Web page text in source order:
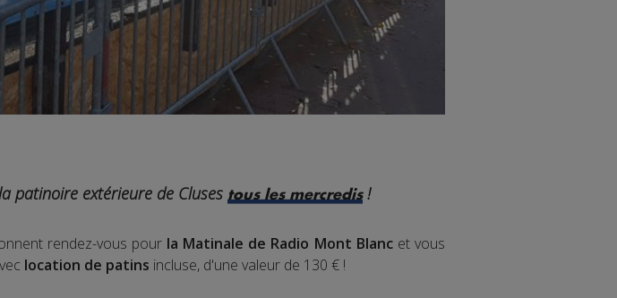
patinoire extérieure de Cluses tous les mercredis!
rendez-vous pour la Matinale de Radio Mont Blancet vous
location de patins incluse, d'une valeur de 130 € !